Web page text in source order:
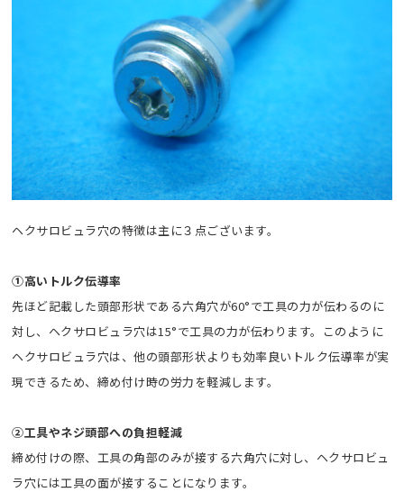
ヘクサロビュラ穴の特徴は主に３点ございます。
①高いトルク伝導率
先ほど記載した頭部形状である六角穴が60°で工具の力が伝わるのに
対し、ヘクサロビュラ穴は15°で工具の力が伝わります。このように
ヘクサロビュラ穴は、他の頭部形状よりも効率良いトルク伝導率が実
現できるため、締め付け時の労力を軽減します。
②工具やネジ頭部への負担軽減
締め付けの際、工具の角部のみが接する六角穴に対し、ヘクサロビュ
ラ穴には工具の面が接することになります。